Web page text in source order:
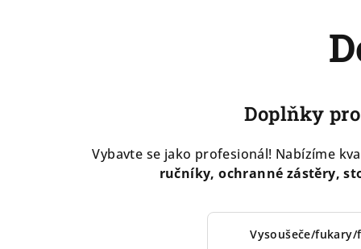
Doplňky
Vybavte se jako profesionál! Nabízíme
ručníky, ochranné zástěry,
Vysoušeče/fukary/